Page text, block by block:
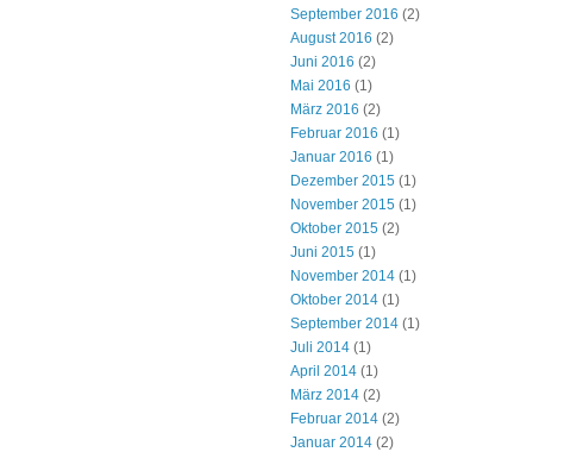
September 2016 (2)
August 2016 (2)
Juni 2016 (2)
Mai 2016 (1)
März 2016 (2)
Februar 2016 (1)
Januar 2016 (1)
Dezember 2015 (1)
November 2015 (1)
Oktober 2015 (2)
Juni 2015 (1)
November 2014 (1)
Oktober 2014 (1)
September 2014 (1)
Juli 2014 (1)
April 2014 (1)
März 2014 (2)
Februar 2014 (2)
Januar 2014 (2)